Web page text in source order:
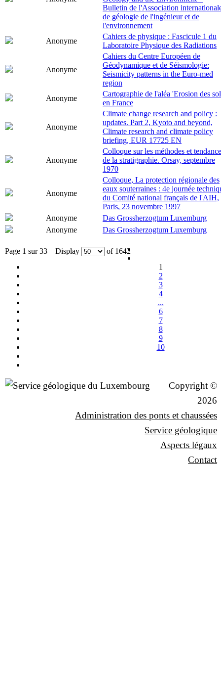
Bulletin de l'Association
de géologie de l'ingénieur et de
l'environnement
Anonyme
Cahiers de physique : Fascicule 1 du
Laboratoire Physique des Radiations
Anonyme
Cahiers du Centre Européen de
Géodynamique et de Séismologie:
Seismicity patterns in the Euro-med
region
Anonyme
Cartographie de l'aléa 'Erosion des
en France
Anonyme
Climate change research and policy :
updates. Part 2, Kyoto and beyond,
Climate research and climate policy
briefing, EUR 17725 EN
Anonyme
Colloque sur les méthodes et
de la stratigraphie. Orsay, septembre
1970
Anonyme
Colloque, La protection régionale des
eaux souterraines : 4e journée
du Comité national français de l'AIH,
Paris, 23 novembre 1997
Anonyme
Das Grossherzogtum Luxemburg
Anonyme
Das Grossherzogtum Luxemburg
Page 1 sur 33 Display
of 1642
1
2
3
4
...
6
7
8
9
10
Copyright ©
2026
Administration des ponts et chaussées
Service géologique
Aspects légaux
Contact